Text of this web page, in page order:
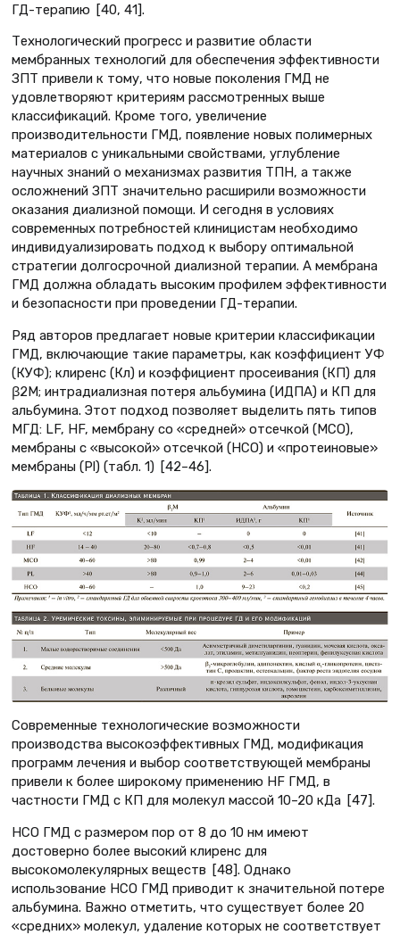
ГД-терапию [40, 41].
Технологический прогресс и развитие области
мембранных технологий для обеспечения эффективности
ЗПТ привели к тому, что новые поколения ГМД не
удовлетворяют критериям рассмотренных выше
классификаций. Кроме того, увеличение
производительности ГМД, появление новых полимерных
материалов с уникальными свойствами, углубление
научных знаний о механизмах развития ТПН, а также
осложнений ЗПТ значительно расширили возможности
оказания диализной помощи. И сегодня в условиях
современных потребностей клиницистам необходимо
индивидуализировать подход к выбору оптимальной
стратегии долгосрочной диализной терапии. А мембрана
ГМД должна обладать высоким профилем эффективности
и безопасности при проведении ГД-терапии.
Ряд авторов предлагает новые критерии классификации
ГМД, включающие такие параметры, как коэффициент УФ
(КУФ); клиренс (Кл) и коэффициент просеивания (КП) для
β2M; интрадиализная потеря альбумина (ИДПА) и КП для
альбумина. Этот подход позволяет выделить пять типов
МГД: LF, HF, мембрану со «средней» отсечкой (MCO),
мембраны с «высокой» отсечкой (HCO) и «протеиновые»
мембраны (Pl) (табл. 1) [42–46].
Современные технологические возможности
производства высокоэффективных ГМД, модификация
программ лечения и выбор соответствующей мембраны
привели к более широкому применению HF ГМД, в
частности ГМД с КП для молекул массой 10–20 кДа [47].
HCO ГМД с размером пор от 8 до 10 нм имеют
достоверно более высокий клиренс для
высокомолекулярных веществ [48]. Однако
использование HCO ГМД приводит к значительной потере
альбумина. Важно отметить, что существует более 20
«средних» молекул, удаление которых не соответствует